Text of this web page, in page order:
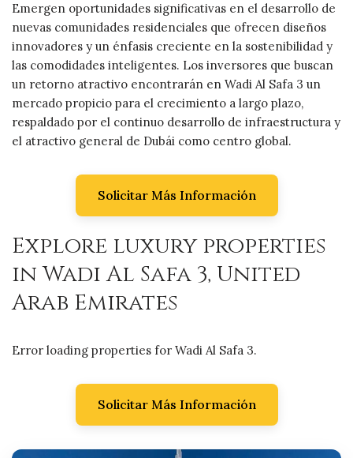
Emergen oportunidades significativas en el desarrollo de
nuevas comunidades residenciales que ofrecen diseños
innovadores y un énfasis creciente en la sostenibilidad y
las comodidades inteligentes. Los inversores que buscan
un retorno atractivo encontrarán en Wadi Al Safa 3 un
mercado propicio para el crecimiento a largo plazo,
respaldado por el continuo desarrollo de infraestructura y
el atractivo general de Dubái como centro global.
Solicitar Más Información
Explore luxury properties
in Wadi Al Safa 3, United
Arab Emirates
Error loading properties for Wadi Al Safa 3.
Solicitar Más Información